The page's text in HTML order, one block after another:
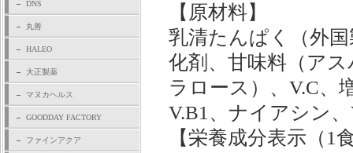
DNS
丸善
HALEO
大正製薬
マヌカヘルス
GOODDAY FACTORY
ファインアクア
【原材料】
乳清たんぱく（外
化剤、甘味料（ア
ラロース）、V.C、
V.B1、ナイアシン
【栄養成分表示（1